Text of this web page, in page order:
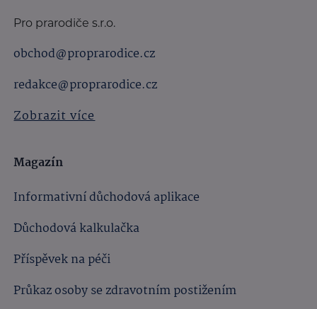
Pro prarodiče s.r.o.
obchod@proprarodice.cz
redakce@proprarodice.cz
Zobrazit více
Magazín
Informativní důchodová aplikace
Důchodová kalkulačka
Příspěvek na péči
Průkaz osoby se zdravotním postižením